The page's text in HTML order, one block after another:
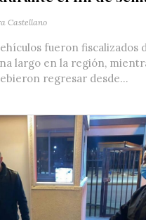
Castellano
fueron fiscalizados
largo en la región,
regresar desde...